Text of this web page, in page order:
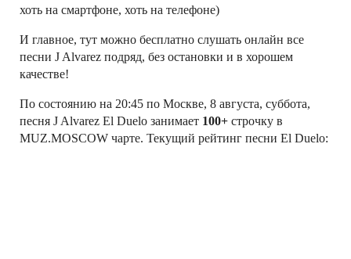
хоть на смартфоне, хоть на телефоне)
И главное, тут можно бесплатно слушать онлайн все
песни J Alvarez подряд, без остановки и в хорошем
качестве!
По состоянию на 20:45 по Москве, 8 августа, суббота,
песня J Alvarez El Duelo занимает 100+ строчку в
MUZ.MOSCOW чарте. Текущий рейтинг песни El Duelo: